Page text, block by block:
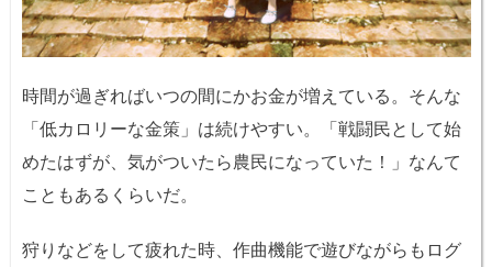
時間が過ぎればいつの間にかお金が増えている。そんな
「低カロリーな金策」は続けやすい。「戦闘民として始
めたはずが、気がついたら農民になっていた！」なんて
こともあるくらいだ。
狩りなどをして疲れた時、作曲機能で遊びながらもログ